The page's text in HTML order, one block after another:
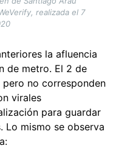
realizada el 7
la afluencia
de metro. El 2 de
pero no corresponden
virales
para guardar
Lo mismo se observa